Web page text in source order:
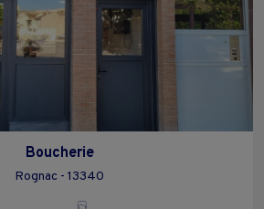
Boucherie
Rognac - 13340